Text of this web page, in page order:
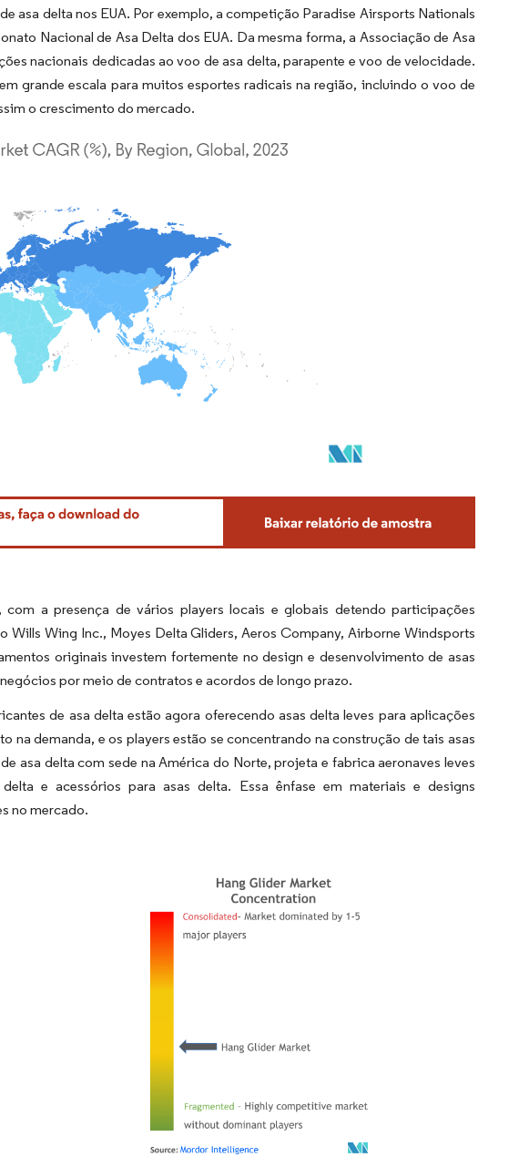
asa delta nos EUA. Por exemplo, a competição Paradise Airsports Nationals
Nacional de Asa Delta dos EUA. Da mesma forma, a Associação de Asa
nacionais dedicadas ao voo de asa delta, parapente e voo de velocidade.
grande escala para muitos esportes radicais na região, incluindo o voo de
o crescimento do mercado.
a presença de vários players locais e globais detendo participações
Wing Inc., Moyes Delta Gliders, Aeros Company, Airborne Windsports
originais investem fortemente no design e desenvolvimento de asas
por meio de contratos e acordos de longo prazo.
de asa delta estão agora oferecendo asas delta leves para aplicações
na demanda, e os players estão se concentrando na construção de tais asas
asa delta com sede na América do Norte, projeta e fabrica aeronaves leves
e acessórios para asas delta. Essa ênfase em materiais e designs
no mercado.